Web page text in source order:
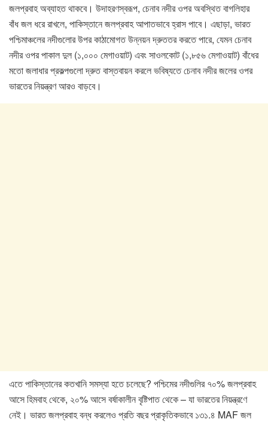
জলপ্রবাহ অব্যাহত থাকবে। উদাহরণস্বরূপ, চেনাব নদীর ওপর অবস্থিত বাগলিহার
বাঁধ জল ধরে রাখলে, পাকিস্তানে জলপ্রবাহ আপাতভাবে হ্রাস পাবে। এছাড়া, ভারত
পশ্চিমাঞ্চলের নদীগুলোর উপর কাঠামোগত উন্নয়ন দ্রুততর করতে পারে, যেমন চেনাব
নদীর ওপর পাকাল দুল (১,০০০ মেগাওয়াট) এবং সাওলকোট (১,৮৫৬ মেগাওয়াট) বাঁধের
মতো জলাধার প্রকল্পগুলো দ্রুত বাস্তবায়ন করলে ভবিষ্যতে চেনাব নদীর জলের ওপর
ভারতের নিয়ন্ত্রণ আরও বাড়বে।
এতে পাকিস্তানের কতখানি সমস্যা হতে চলেছে? পশ্চিমের নদীগুলির ৭০% জলপ্রবাহ
আসে হিমবাহ থেকে, ২০% আসে বর্ষাকালীন বৃষ্টিপাত থেকে – যা ভারতের নিয়ন্ত্রণে
নেই। ভারত জলপ্রবাহ বন্ধ করলেও প্রতি বছর প্রাকৃতিকভাবে ১৩১.৪ MAF জল